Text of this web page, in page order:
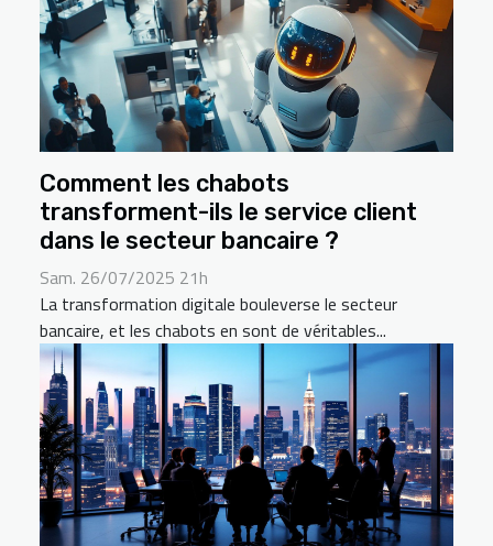
Comment les chabots
transforment-ils le service client
dans le secteur bancaire ?
Sam. 26/07/2025 21h
La transformation digitale bouleverse le secteur
bancaire, et les chabots en sont de véritables...